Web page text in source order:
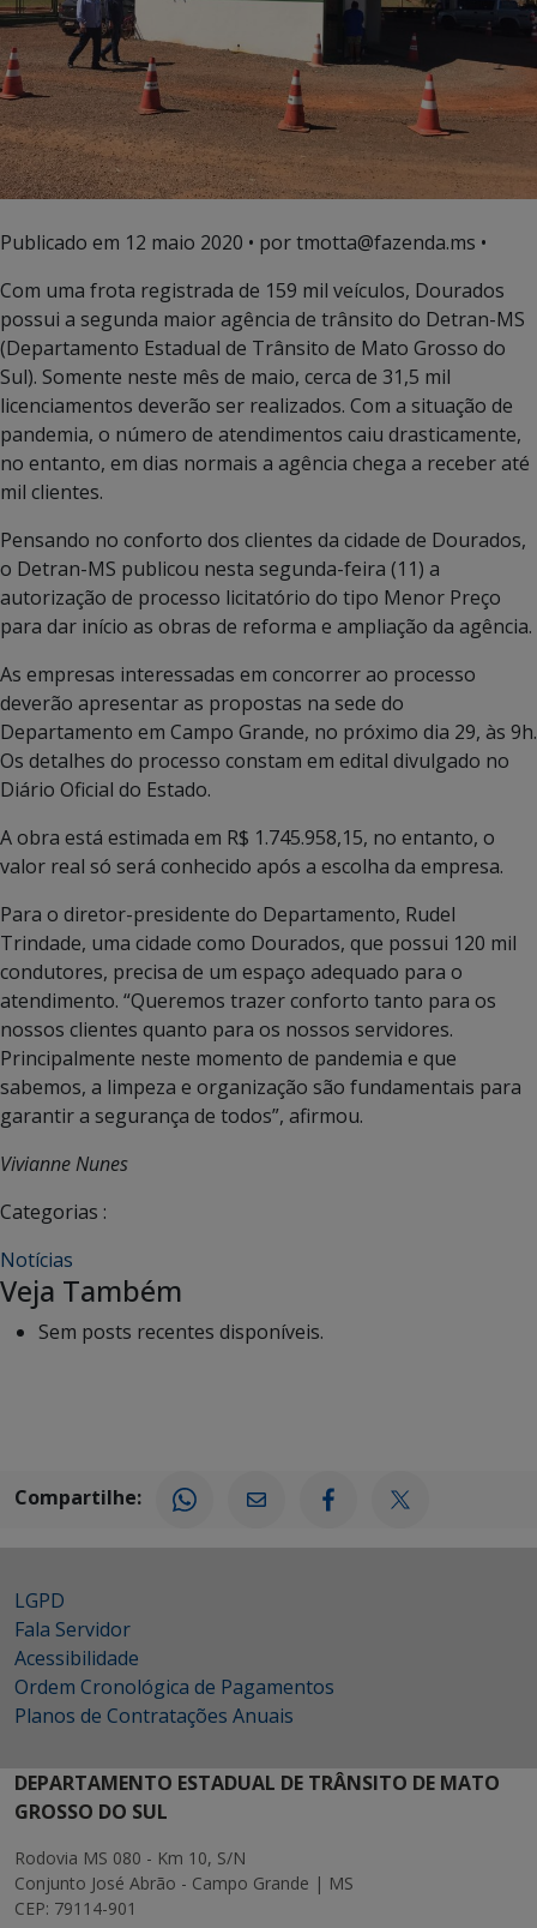
Publicado em 12 maio 2020 • por tmotta@fazenda.ms •
Com uma frota registrada de 159 mil veículos, Dourados
possui a segunda maior agência de trânsito do Detran-MS
(Departamento Estadual de Trânsito de Mato Grosso do
Sul). Somente neste mês de maio, cerca de 31,5 mil
licenciamentos deverão ser realizados. Com a situação de
pandemia, o número de atendimentos caiu drasticamente,
no entanto, em dias normais a agência chega a receber até
mil clientes.
Pensando no conforto dos clientes da cidade de Dourados,
o Detran-MS publicou nesta segunda-feira (11) a
autorização de processo licitatório do tipo Menor Preço
para dar início as obras de reforma e ampliação da agência.
As empresas interessadas em concorrer ao processo
deverão apresentar as propostas na sede do
Departamento em Campo Grande, no próximo dia 29, às 9h.
Os detalhes do processo constam em edital divulgado no
Diário Oficial do Estado.
A obra está estimada em R$ 1.745.958,15, no entanto, o
valor real só será conhecido após a escolha da empresa.
Para o diretor-presidente do Departamento, Rudel
Trindade, uma cidade como Dourados, que possui 120 mil
condutores, precisa de um espaço adequado para o
atendimento. “Queremos trazer conforto tanto para os
nossos clientes quanto para os nossos servidores.
Principalmente neste momento de pandemia e que
sabemos, a limpeza e organização são fundamentais para
garantir a segurança de todos”, afirmou.
Vivianne Nunes
Categorias :
Notícias
Veja Também
Sem posts recentes disponíveis.
Compartilhe:
LGPD
Fala Servidor
Acessibilidade
Ordem Cronológica de Pagamentos
Planos de Contratações Anuais
DEPARTAMENTO ESTADUAL DE TRÂNSITO DE MATO
GROSSO DO SUL
Rodovia MS 080 - Km 10, S/N
Conjunto José Abrão - Campo Grande | MS
CEP: 79114-901